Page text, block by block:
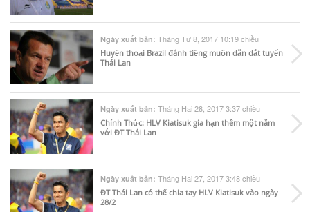
Ngày xuất bản: Tháng Tư 8, 2017 10:19 chiều
Huyền thoại Brazil đánh tiếng muốn dẫn dắt tuyển
Thái Lan
Ngày xuất bản: Tháng Hai 28, 2017 3:37 chiều
Chính Thức: HLV Kiatisuk gia hạn thêm một năm
với ĐT Thái Lan
Ngày xuất bản: Tháng Hai 27, 2017 3:48 chiều
ĐT Thái Lan có thể chia tay HLV Kiatisuk vào ngày
28/2